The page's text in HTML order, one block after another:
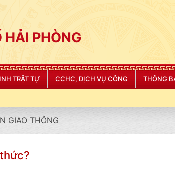
HẢI PHÒNG
TRẬT TỰ CCHC, DỊCH VỤ CÔNG THÔNG
GIAO THÔNG